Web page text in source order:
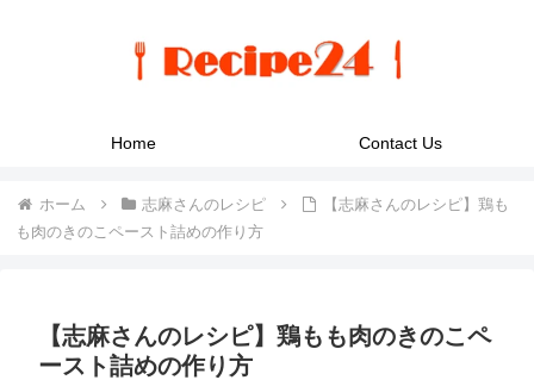
Home Contact Us
ホーム 志麻さんのレシピ
【志麻さんのレシピ】鶏も
も肉のきのこペースト詰めの作り方
【志麻さんのレシピ】鶏もも肉のきのこペ
ースト詰めの作り方